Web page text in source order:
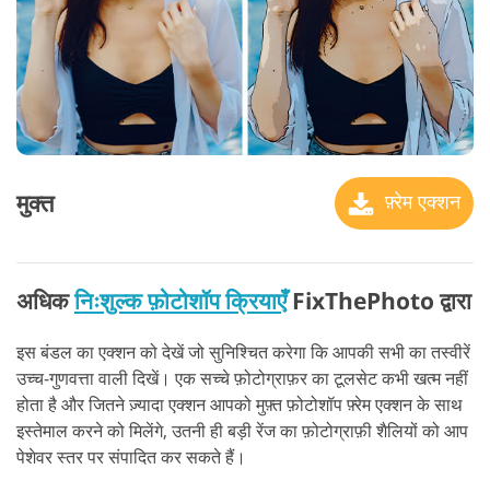
मुक्त फ़्रेम एक्शन
अधिकनिःशुल्क फ़ोटोशॉप क्रियाएँFixThePhoto द्वारा
इस बंडल का एक्शन को देखें जो सुनिश्चित करेगा कि आपकी सभी का तस्वीरें
उच्च-गुणवत्ता वाली दिखें। एक सच्चे फ़ोटोग्राफ़र का टूलसेट कभी खत्म नहीं
होता है और जितने ज़्यादा एक्शन आपको मुफ़्त फ़ोटोशॉप फ़्रेम एक्शन के साथ
इस्तेमाल करने को मिलेंगे, उतनी ही बड़ी रेंज का फ़ोटोग्राफ़ी शैलियों को आप
पेशेवर स्तर पर संपादित कर सकते हैं।